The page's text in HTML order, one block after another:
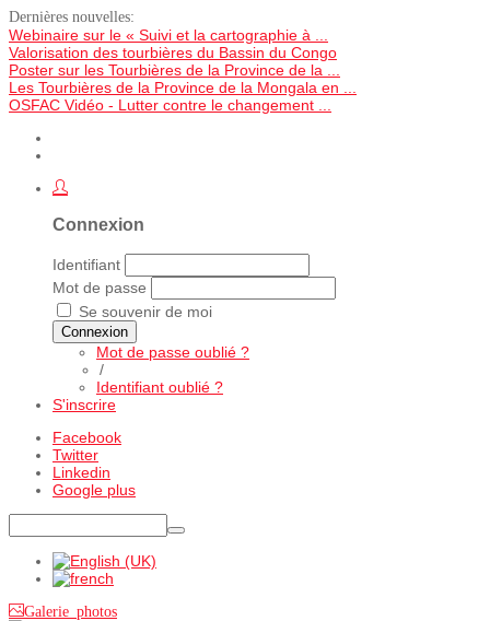
Dernières nouvelles:
Webinaire sur le « Suivi et la cartographie à ...
Valorisation des tourbières du Bassin du Congo
Poster sur les Tourbières de la Province de la ...
Les Tourbières de la Province de la Mongala en ...
OSFAC Vidéo - Lutter contre le changement ...
Connexion
Identifiant
Mot de passe
Se souvenir de moi
Connexion
Mot de passe oublié ?
/
Identifiant oublié ?
S'inscrire
Facebook
Twitter
Linkedin
Google plus
Galerie photos